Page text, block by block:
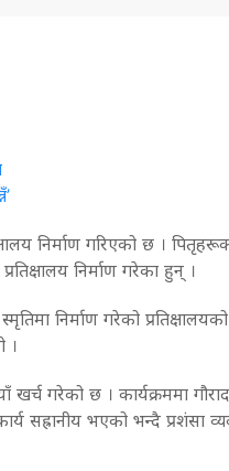
निर्माण गरिएको छ ।
निर्माण गरेका हुन् ।
निर्माण गरेको प्रतिक्षालयको
।
खर्च गरेको छ । कार्यक्रममा
सह्रानीय भएको भन्दै प्रशंसा